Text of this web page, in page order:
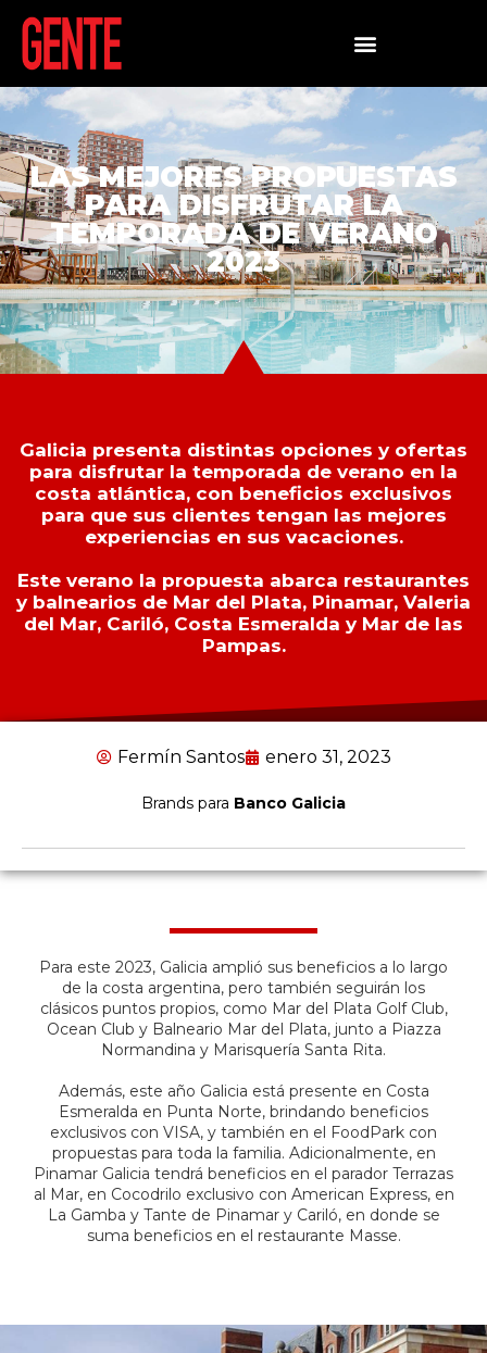
LAS MEJORES PROPUESTAS
PARA DISFRUTAR LA
TEMPORADA DE VERANO
2023
Galicia presenta distintas opciones y ofertas
para disfrutar la temporada de verano en la
costa atlántica, con beneficios exclusivos
para que sus clientes tengan las mejores
experiencias en sus vacaciones.
Este verano la propuesta abarca restaurantes
y balnearios de Mar del Plata, Pinamar, Valeria
del Mar, Cariló, Costa Esmeralda y Mar de las
Pampas.
Fermín Santos enero 31, 2023
Brands para Banco Galicia
Para este 2023, Galicia amplió sus beneficios a lo largo
de la costa argentina, pero también seguirán los
clásicos puntos propios, como Mar del Plata Golf Club,
Ocean Club y Balneario Mar del Plata, junto a Piazza
Normandina y Marisquería Santa Rita.
Además, este año Galicia está presente en Costa
Esmeralda en Punta Norte, brindando beneficios
exclusivos con VISA, y también en el FoodPark con
propuestas para toda la familia. Adicionalmente, en
Pinamar Galicia tendrá beneficios en el parador Terrazas
al Mar, en Cocodrilo exclusivo con American Express, en
La Gamba y Tante de Pinamar y Cariló, en donde se
suma beneficios en el restaurante Masse.